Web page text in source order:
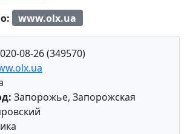
www.olx.ua
08-26 (349570)
Запорожье, Запорожская